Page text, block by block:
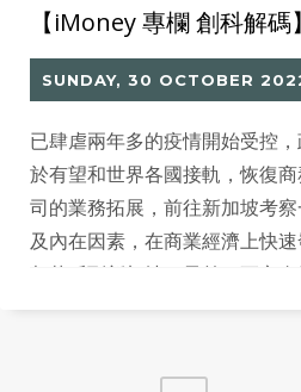
【iMoney 專欄 創科解
SUNDAY, 30 OCTOBER
已肆虐兩年多的疫情開始受控
於有望和世界各國接軌，恢復
司的業務拓展，前往新加坡考
及內在因素，在商業經濟上快
（Overseas Networks &
需求，令工資不斷上漲。雖然